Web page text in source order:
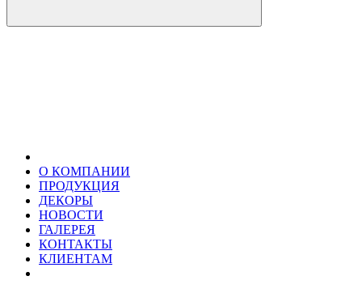
О КОМПАНИИ
ПРОДУКЦИЯ
ДЕКОРЫ
НОВОСТИ
ГАЛЕРЕЯ
КОНТАКТЫ
КЛИЕНТАМ